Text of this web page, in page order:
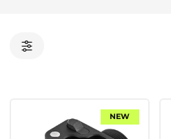
DIENSTLEISTUNGEN
RANGE & TRAININGNEW